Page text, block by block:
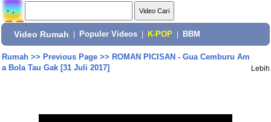
Video Rumah Populer Videos K-POP BBM
Rumah>> Previous Page>> ROMAN PICISAN - Gua Cemburu Am
a Bola Tau Gak [31 Juli 2017]
Lebih